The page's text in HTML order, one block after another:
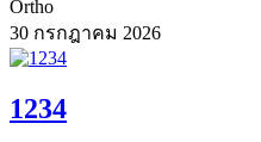
Ortho
30 กรกฎาคม 2026
1234